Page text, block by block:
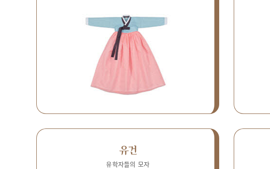
유건
유학자들의 모자